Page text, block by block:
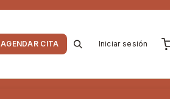
AGENDAR CITA Iniciar sesión